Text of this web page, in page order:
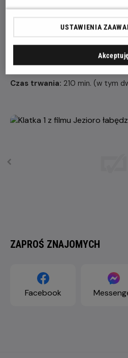
KSIĘŻNA Christina Arestis
BENNO Joonhyuk Jun
MŁODSZE SIOSTRY
Annette Buvoli
Czas trwania: 210 min. (w tym
ZAPROŚ ZNAJOMYCH
Facebook
USTAWIENIA